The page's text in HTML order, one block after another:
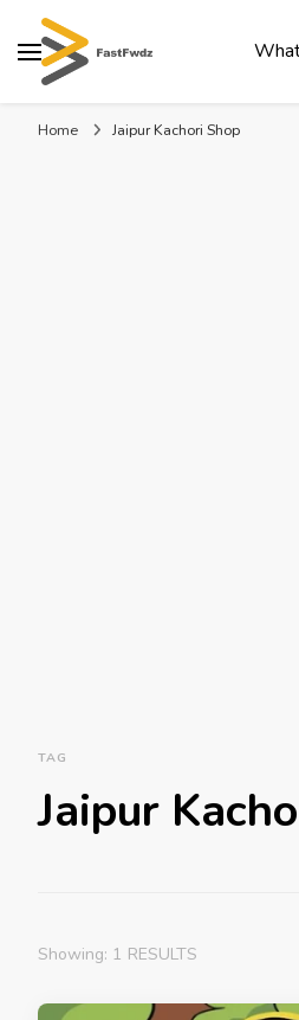
Home Jaipur Kachori Shop
TAG
Jaipur
Showing: 1 RESULTS